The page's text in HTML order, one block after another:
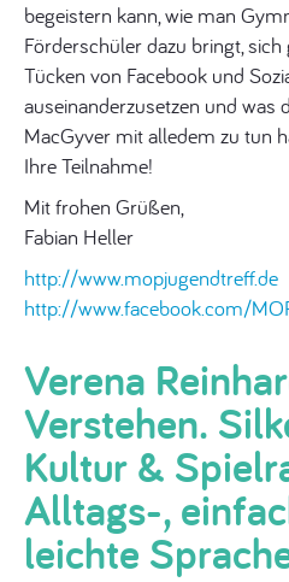
begeistern kann, wie man
Förderschüler dazu bringt,
Tücken von Facebook und
auseinanderzusetzen und was
MacGyver mit alledem zu tun
Ihre Teilnahme!
Mit frohen Grüßen,
Fabian Heller
http://www.mopjugendtreff.de
http://www.facebook.com/
Verena
Verstehen.
Kultur &
Alltags-,
leichte